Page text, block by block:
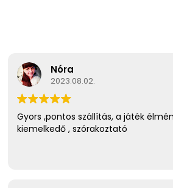
Nóra
2023.08.02.
Gyors ,pontos szállítás, a játék
kiemelkedő , szórakoztató